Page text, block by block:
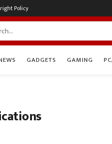
Policy
GADGETS GAMING